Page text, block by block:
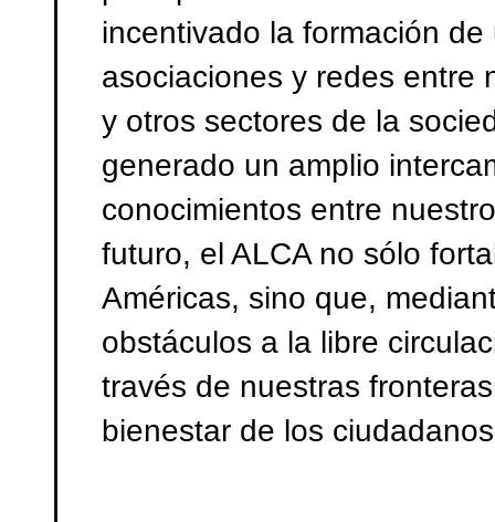
incentivado la formación
asociaciones y redes entre
y otros sectores de la
generado un amplio
conocimientos entre
futuro, el ALCA no sólo
Américas, sino que,
obstáculos a la libre
través de nuestras
bienestar de los